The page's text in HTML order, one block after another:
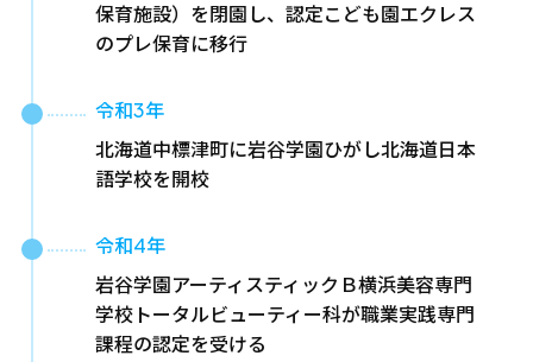
保育施設）を閉園し、認定こども園エクレス
のプレ保育に移行
令和3年
北海道中標津町に岩谷学園ひがし北海道日本
語学校を開校
令和4年
岩谷学園アーティスティックＢ横浜美容専門
学校トータルビューティー科が職業実践専門
課程の認定を受ける